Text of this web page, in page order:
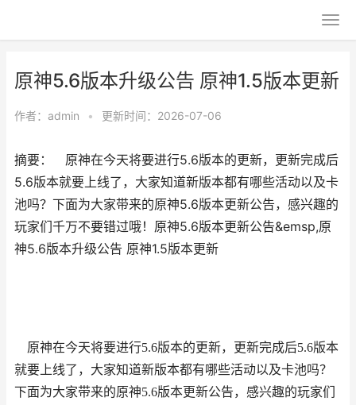
原神5.6版本升级公告 原神1.5版本更新
作者： admin • 更新时间：2026-07-06
摘要： 原神在今天将要进行5.6版本的更新，更新完成后
5.6版本就要上线了，大家知道新版本都有哪些活动以及卡
池吗？下面为大家带来的原神5.6版本更新公告，感兴趣的
玩家们千万不要错过哦！原神5.6版本更新公告&emsp,原
神5.6版本升级公告 原神1.5版本更新
原神在今天将要进行5.6版本的更新，更新完成后5.6版本
就要上线了，大家知道新版本都有哪些活动以及卡池吗？
下面为大家带来的原神5.6版本更新公告，感兴趣的玩家们